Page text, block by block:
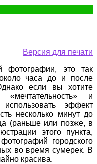
Версия для печати
фотографии, это так
часа до и после
если вы хотите
и
использовать эффект
несколько минут до
(раньше или позже, в
этого пункта,
городского
во время сумерек. В
красива.